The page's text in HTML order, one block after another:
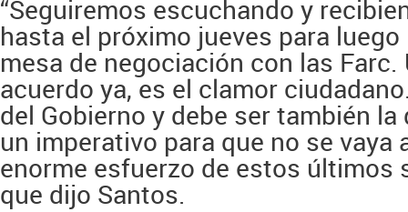
“Seguiremos escuchando y
hasta el próximo jueves para
mesa de negociación con las Farc.
acuerdo ya, es el clamor
del Gobierno y debe ser también la
un imperativo para que no se vaya
enorme esfuerzo de estos últimos
que dijo Santos.